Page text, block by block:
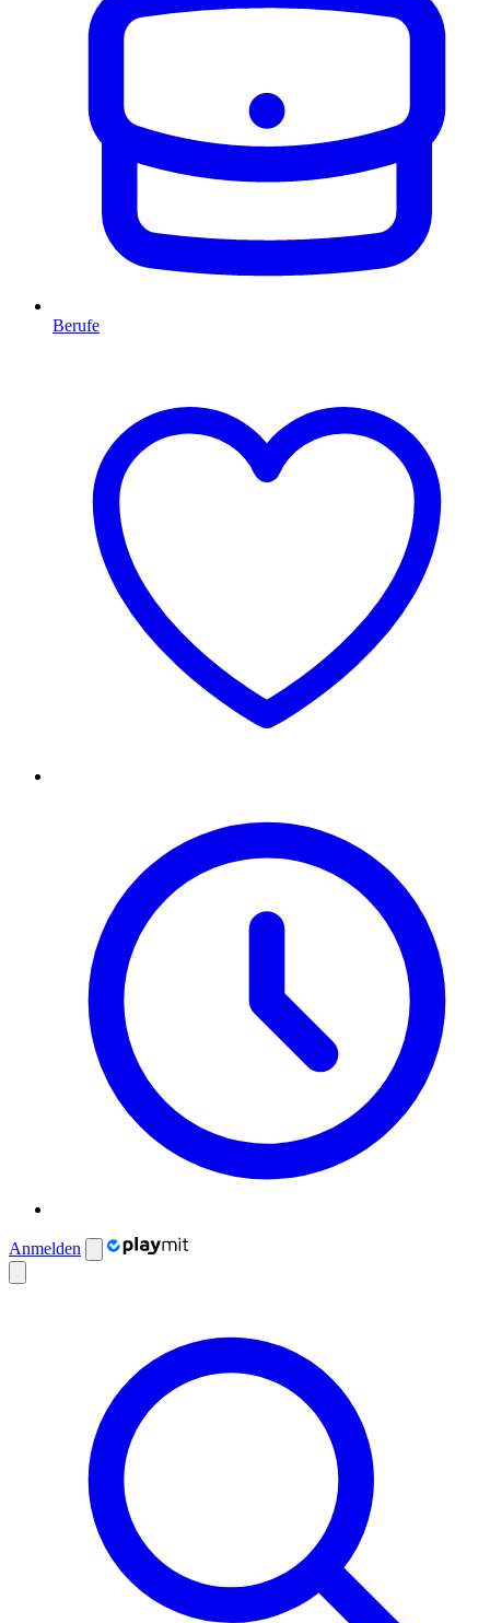
Berufe
Anmelden